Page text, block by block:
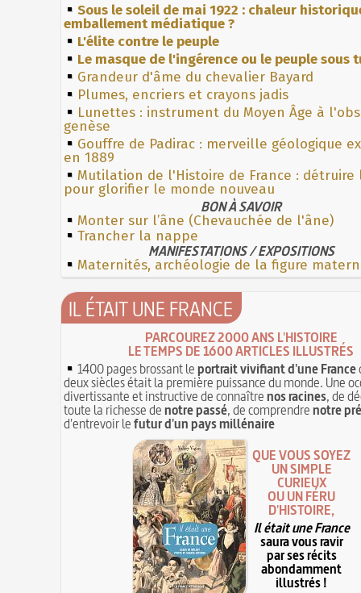
Sous le soleil de mai 1922 : chaleur
emballement médiatique ?
L'élite contre le peuple
Le masque de l'ingérence ou le peuple sous
Grandeur d'âme du chevalier Bayard
Plumes, encriers et crayons jadis
Lunettes : instrument du Moyen Âge à
genèse
Gouffre de Padirac : merveille géologique
en 1889
Mutilation de l'Histoire de France : détruire
pour glorifier le monde nouveau
BON À SAVOIR
Monter sur l’âne (Chevauchée de l'âne)
Trancher la nappe
MANIFESTATIONS / EXPOSITIONS
Maternités, archéologie de la figure
IL ÉTAIT UNE FRANCE
PARCOUREZ 2000 ANS L'HISTOIRE
LE TEMPS DE 1600 ARTICLES ILLUSTRÉS
1400 pages brossant leportrait vivifiant d'une France
deux siècles était la première puissance du monde. Une
divertissante et instructive de connaîtrenos racines, de
toute la richesse denotre passé, de comprendrenotre
d'entrevoir lefutur d'un pays millénaire
QUE VOUS SOYEZ
UN SIMPLE
CURIEUX
OU UN FÉRU
D'HISTOIRE,
Il était une France
saura vous ravir
par ses récits
abondamment
illustrés !